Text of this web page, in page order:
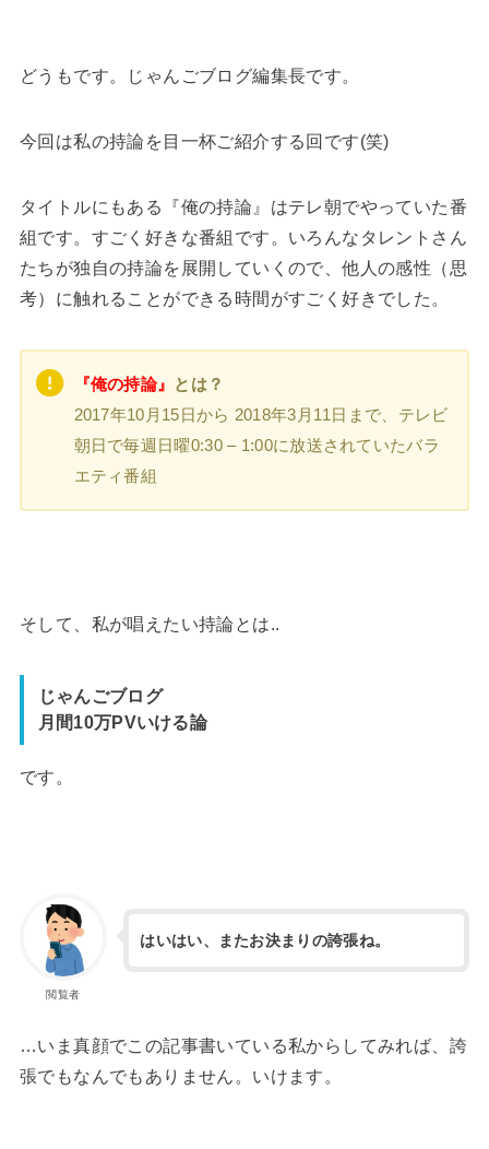
どうもです。じゃんごブログ編集長です。
今回は私の持論を目一杯ご紹介する回です(笑)
タイトルにもある『俺の持論』はテレ朝でやっていた番
組です。すごく好きな番組です。いろんなタレントさん
たちが独自の持論を展開していくので、他人の感性（思
考）に触れることができる時間がすごく好きでした。
『俺の持論』
とは？
2017年10月15日から 2018年3月11日まで、テレビ
朝日で毎週日曜0:30 – 1:00に放送されていたバラ
エティ番組
そして、私が唱えたい持論とは..
じゃんごブログ
月間10万PVいける論
です。
閲覧者
はいはい、またお決まりの誇張ね。
…いま真顔でこの記事書いている私からしてみれば、誇
張でもなんでもありません。いけます。